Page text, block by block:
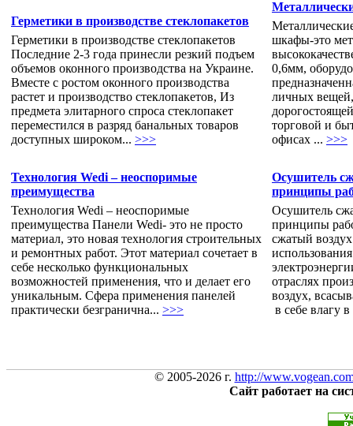
Герметики в производстве стеклопакетов
Герметики в производстве стеклопакетов
Последние 2-3 года принесли резкий подъем
объемов оконного производства на Украине.
Вместе с ростом оконного производства
растет и производство стеклопакетов, Из
предмета элитарного спроса стеклопакет
переместился в разряд банальных товаров
доступных широком... >>>
Технология Wedi – неоспоримые
преимущества
Технология Wedi – неоспоримые
преимущества Панели Wedi- это не просто
материал, это новая технология строительных
и ремонтных работ. Этот материал сочетает в
себе несколько функциональных
возможностей применения, что и делает его
уникальным. Сфера применения панелей
практически безгранична... >>>
шкафы-это
0,6мм,
личных
торговой и
офисах ... >>>
Осушитель
принципы
Осушитель
принципы
сжатый
отраслях
воздух,
в себе влагу
© 2005-2026 г. http://
Сайт работает на